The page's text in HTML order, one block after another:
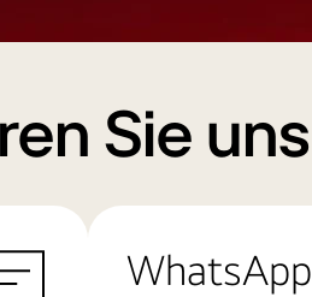
Sie uns
WhatsApp